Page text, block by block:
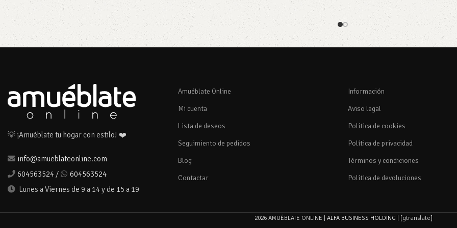
Añadir al carrito Añadir al carrito
Añadir al carrito
💡 ¡Amuéblate tu hogar con estilo! ❤️
info@amueblateonline.com
604563524 /
604563524
Lunes a Viernes de 9 a 14 y de 15 a 19
Amuéblate Online
Mi cuenta
Lista de deseos
Seguimiento de pedidos
Blog
Contactar
Información
Aviso legal
Política de cookies
Política de privacidad
Términos y condiciones
Política de devoluciones
2026 AMUÉBLATE ONLINE | ALFA BUSINESS HOLDING | [gtranslate]